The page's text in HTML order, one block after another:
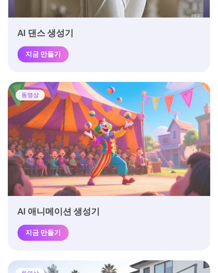
AI 댄스 생성기
지금 만들기
동영상
AI 애니메이션 생성기
지금 만들기